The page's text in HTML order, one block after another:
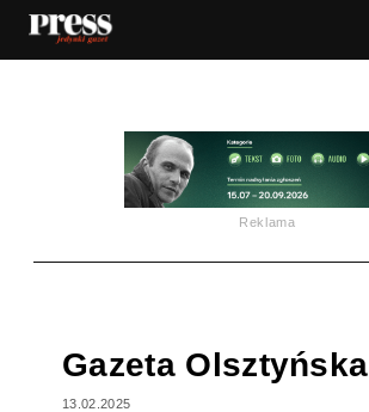
Reklama
Gazeta Olsztyńska
13.02.2025